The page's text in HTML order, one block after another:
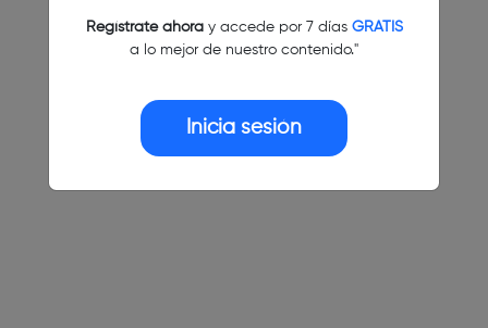
Regístrate ahoray accede por 7 días GRATIS
a lo mejor de nuestro contenido."
Inicia sesión